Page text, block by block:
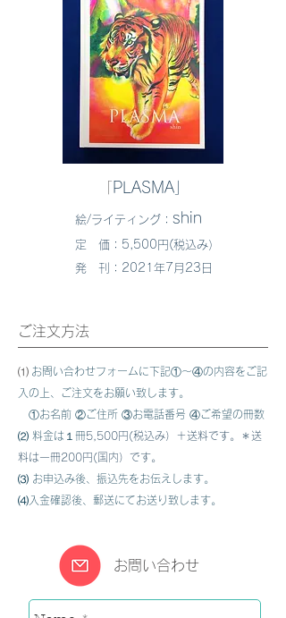
PLASMA」
絵/ライティング： shin
定 価：5,500 円(税込み）
発 刊：2021年7月23日
ご注文方法
⑴ お問い合わせフォームに下記①〜④の内容をご記
入の上、ご注文をお願い致します。
​ ①お名前 ②ご住所 ③お電話番号 ④ご希望の冊数
⑵ 料金は１冊5,500円(税込み）＋送料です。＊送
料は一冊200円(国内）です。
⑶ お申込み後、振込先をお伝えします。
⑷入金確認後、郵送にてお送り致します。
お問い合わせ